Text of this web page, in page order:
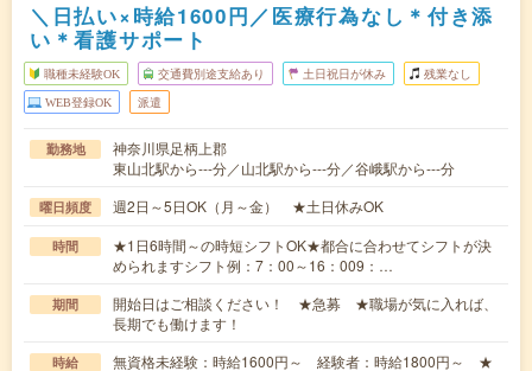
＼日払い×時給1600円／医療行為なし＊付き添
い＊看護サポート
職種未経験OK 交通費別途支給あり 土日祝日が休み 残業なし
WEB登録OK 派遣
勤務地
神奈川県足柄上郡
東山北駅から---分／山北駅から---分／谷峨駅から---分
曜日頻度 週2日～5日OK（月～金） ★土日休みOK
時間
★1日6時間～の時短シフトOK★都合に合わせてシフトが決
められますシフト例：7：00～16：009：…
期間
開始日はご相談ください！ ★急募 ★職場が気に入れば、
長期でも働けます！
時給
無資格未経験：時給1600円～ 経験者：時給1800円～ ★